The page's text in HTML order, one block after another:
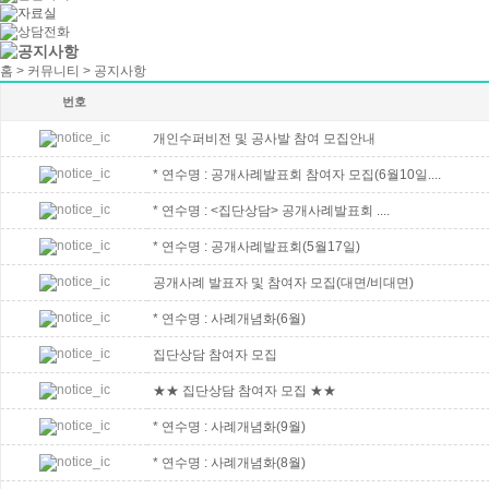
홈 > 커뮤니티 > 공지사항
번호
개인수퍼비전 및 공사발 참여 모집안내
* 연수명 : 공개사례발표회 참여자 모집(6월10일....
* 연수명 : <집단상담> 공개사례발표회 ....
* 연수명 : 공개사례발표회(5월17일)
공개사례 발표자 및 참여자 모집(대면/비대면)
* 연수명 : 사례개념화(6월)
집단상담 참여자 모집
★★ 집단상담 참여자 모집 ★★
* 연수명 : 사례개념화(9월)
* 연수명 : 사례개념화(8월)